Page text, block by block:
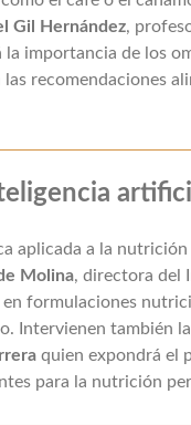
Gil Hernández,
la importancia de los
recomendaciones
aplicada a la
Molina, directora del
formulaciones
Intervienen también la
quien expondrá el
para la nutrición